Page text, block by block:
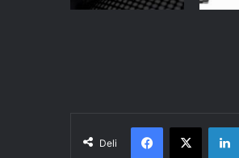
Deli
Facebook
X